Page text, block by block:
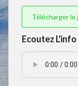
Télécharger
Ecoutez